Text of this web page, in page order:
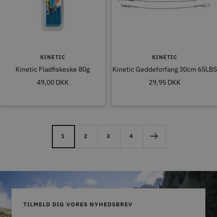
KINETIC
Kinetic Fladfiskeske 80g
Tilbudspris
49,00 DKK
KINETIC
Kinetic Geddeforfang 30cm 65LBS
Tilbudspris
29,95 DKK
1 2 3 4
TILMELD DIG VORES NYHEDSBREV